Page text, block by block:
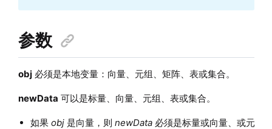
参数
obj必须是本地变量：向量、元组、矩阵、表或集合。
newData 可以是标量、向量、元组、表或集合。
如果 obj是向量，则 newData必须是标量或向量、或元